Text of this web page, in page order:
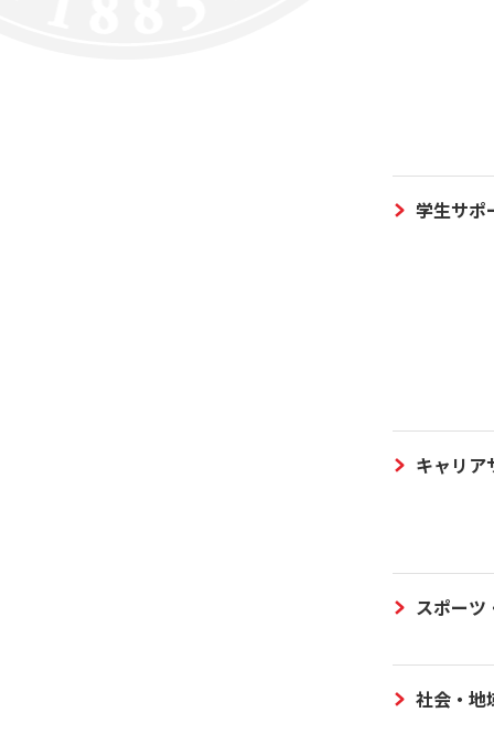
学生サポ
キャリア
スポーツ
社会・地